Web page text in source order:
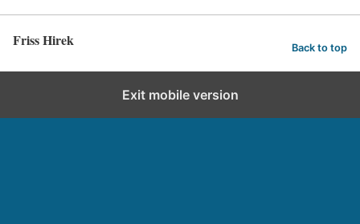
Friss Hirek Back to top
Exit mobile version